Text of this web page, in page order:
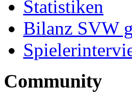
Statistiken
Bilanz SVW
Community